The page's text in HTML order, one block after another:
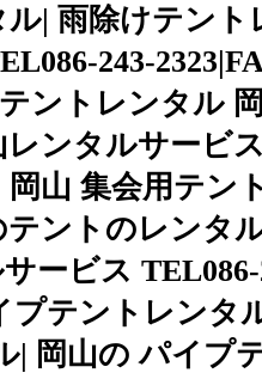
| 雨除けテン
243-
ントレンタル
レンタルサービ
山 集会用テン
テントのレン
ービス
プテントレンタ
| 岡山の パイプ